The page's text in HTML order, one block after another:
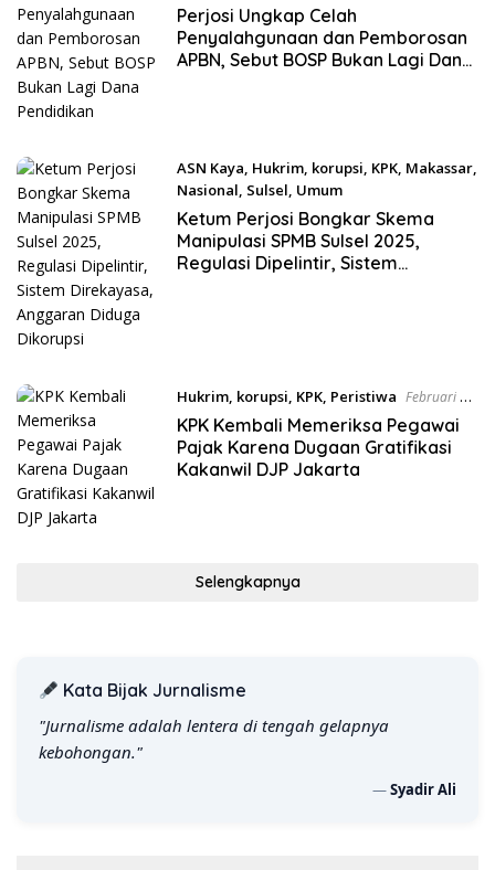
Agustus 22, 2025
Perjosi Ungkap Celah
Penyalahgunaan dan Pemborosan
APBN, Sebut BOSP Bukan Lagi Dana
ASN Kaya, Hukrim, korupsi, KPK, Makassar,
Nasional, Sulsel, Umum
Juni 18, 2025
Ketum Perjosi Bongkar Skema
Manipulasi SPMB Sulsel 2025,
Regulasi Dipelintir, Sistem
Hukrim, korupsi, KPK, Peristiwa Februari 28,
2025
KPK Kembali Memeriksa Pegawai
Pajak Karena Dugaan Gratifikasi
Kakanwil DJP Jakarta
Selengkapnya
Kata Bijak Jurnalisme
"Jurnalisme adalah lentera di tengah gelapnya
kebohongan."
—Syadir Ali